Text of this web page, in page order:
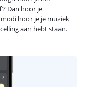
Dan hoor je
hoor je je muziek
aan hebt staan.